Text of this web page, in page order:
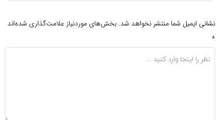
نشانی ایمیل شما منتشر نخواهد شد. بخش‌های موردنیاز علامت‌گذاری شده‌اند
*